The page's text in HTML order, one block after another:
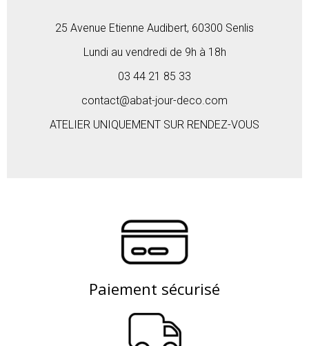
25 Avenue Etienne Audibert, 60300 Senlis
Lundi au vendredi de 9h à 18h
03 44 21 85 33
contact@abat-jour-deco.com
ATELIER UNIQUEMENT SUR RENDEZ-VOUS
Paiement sécurisé